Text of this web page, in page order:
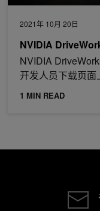
2021年 10月 20日
NVIDIA
NVIDIA
开发人员下载页面
1 MIN READ